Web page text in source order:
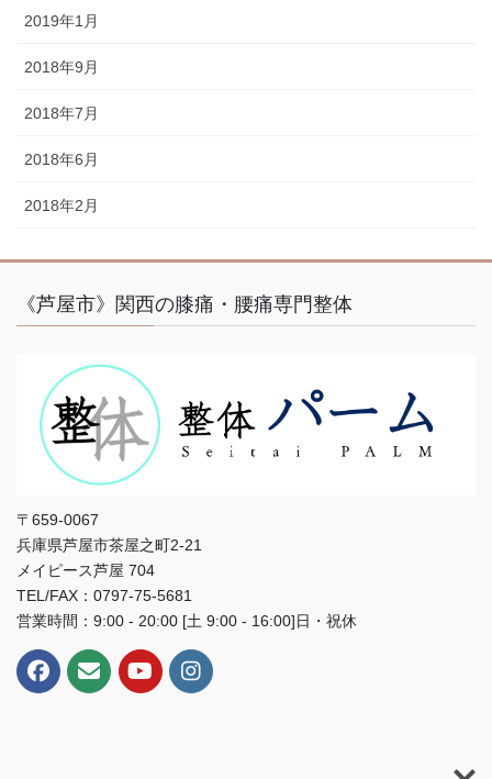
2019年1月
2018年9月
2018年7月
2018年6月
2018年2月
《芦屋市》関西の膝痛・腰痛専門整体
〒659-0067
兵庫県芦屋市茶屋之町2-21
メイピース芦屋 704
TEL/FAX：0797-75-5681
営業時間：9:00 - 20:00 [土 9:00 - 16:00]日・祝休